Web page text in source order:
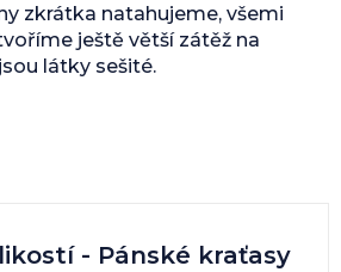
- Pánské kraťasy
zkrátka natahujeme, všemi
ještě větší zátěž na
látky sešité.